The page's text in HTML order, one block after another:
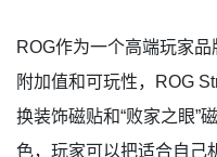
ROG作为一个高端玩家
附加值和可玩性，ROG
换装饰磁贴和“败家之眼”
色，玩家可以把适合自己